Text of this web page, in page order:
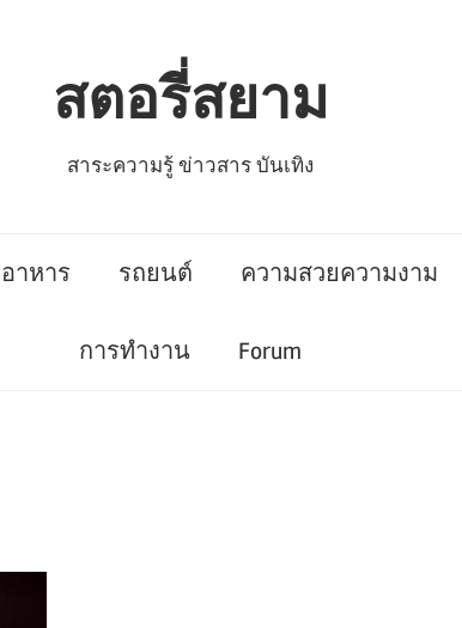
สตอรี่สยาม
สาระความรู้ ข่าวสาร บันเทิง
าหาร รถยนต์ ความสวยความงาม
การทำงาน Forum